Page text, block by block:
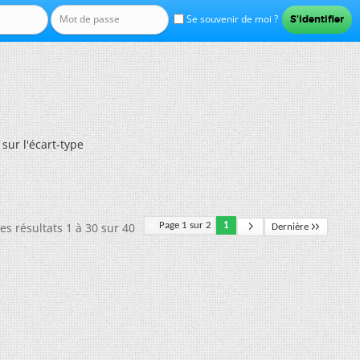
Se souvenir de moi ?
l'écart-type
Page 1 sur 2 1 Dernière
résultats 1 à 30 sur 40